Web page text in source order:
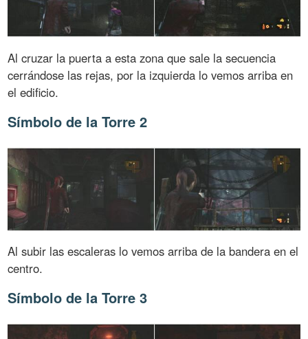
Al cruzar la puerta a esta zona que sale la secuencia
cerrándose las rejas, por la izquierda lo vemos arriba en
el edificio.
Símbolo de la Torre 2
Al subir las escaleras lo vemos arriba de la bandera en el
centro.
Símbolo de la Torre 3